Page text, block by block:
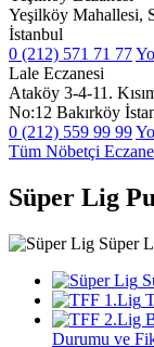
Yeşilköy Mahallesi,
İstanbul
0 (212) 571 71 77
Lale Eczanesi
Ataköy 3-4-11.
No:12 Bakırköy
0 (212) 559 99 99
Tüm Nöbetçi
Süper Lig
Süper
Durumu ve